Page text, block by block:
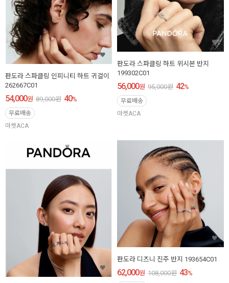
판도라 스파클링 인피니티 하트 귀걸이
262667C01
54,000원 89,000원 40%
무료배송
마켓ACA
판도라 스파클링 하트 위시본 반지
199302C01
56,000원 95,000원 42%
무료배송
마켓ACA
판도라 디즈니 진주 반지 193654C01
62,000원 108,000원 43%